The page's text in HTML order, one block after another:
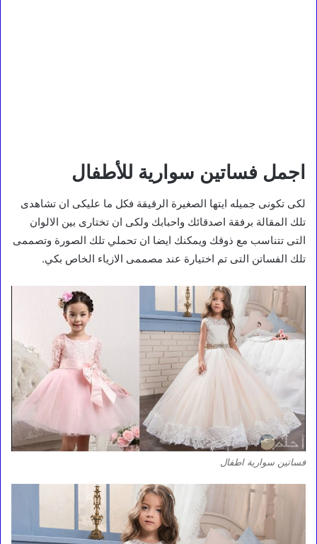
اجمل فساتين سوارية للأطفال
لكى تكونى جميله ايتها الصغيرة الرقيقة فكل ما عليكى ان تشاهدى
تلك المقالة برفقة اصدقائك واحبابك ولكى ان تختارى بين الالوان
التى تتناسب مع ذوقك ويمكنك ايضا ان تحملي تلك الصورة وتصممى
تلك الفساتن التى تم اختيارة عند مصممى الازياء الخاص بكي.
فساتين سوارية اطفال